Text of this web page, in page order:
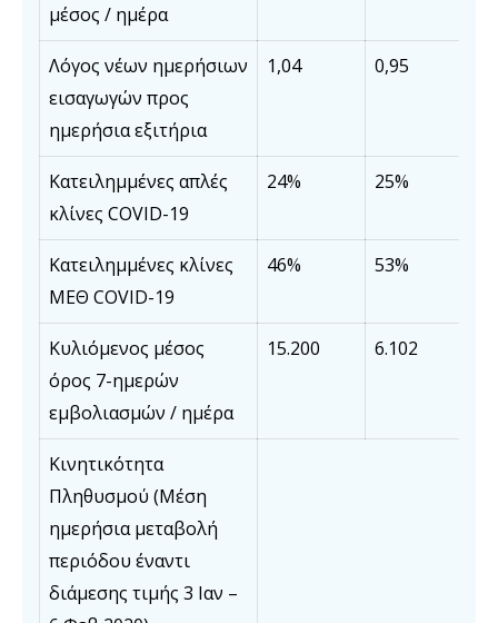
μέσος / ημέρα
Λόγος νέων ημερήσιων
εισαγωγών προς
ημερήσια εξιτήρια
1,04 0,95
Κατειλημμένες απλές
κλίνες COVID-19
24% 25%
Κατειλημμένες κλίνες
ΜΕΘ COVID-19
46% 53%
Κυλιόμενος μέσος
όρος 7-ημερών
εμβολιασμών / ημέρα
15.200 6.102
Κινητικότητα
Πληθυσμού (Μέση
ημερήσια μεταβολή
περιόδου έναντι
διάμεσης τιμής 3 Ιαν –